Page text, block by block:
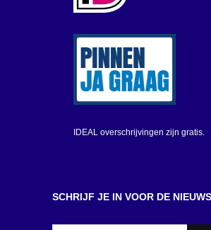
IDEAL overschrijvingen zijn gratis.
SCHRIJF JE IN VOOR DE